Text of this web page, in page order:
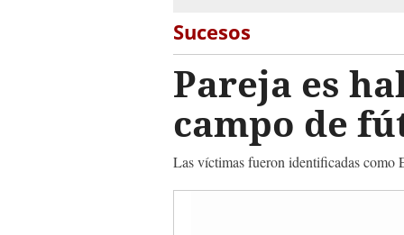
Sucesos
Pareja es
campo de
Las víctimas fueron identificadas como